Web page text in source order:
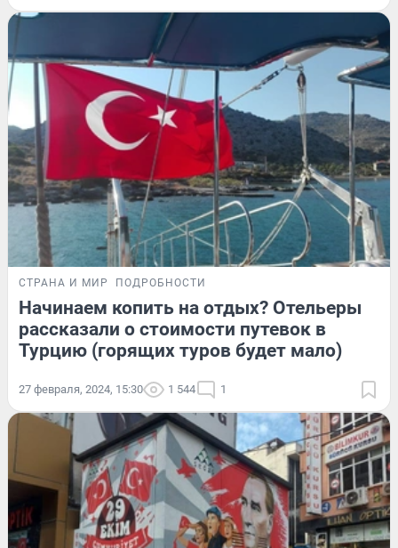
СТРАНА И МИР ПОДРОБНОСТИ
Начинаем копить на отдых? Отельеры
рассказали о стоимости путевок в
Турцию (горящих туров будет мало)
27 февраля, 2024, 15:30 1 544 1